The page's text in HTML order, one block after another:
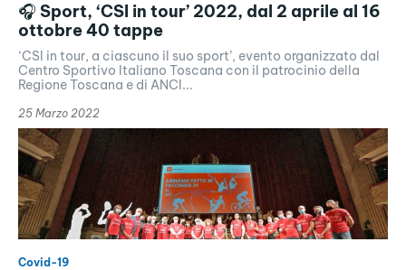
🎧 Sport, ‘CSI in tour’ 2022, dal 2 aprile al 16
ottobre 40 tappe
‘CSI in tour, a ciascuno il suo sport’, evento organizzato dal
Centro Sportivo Italiano Toscana con il patrocinio della
Regione Toscana e di ANCI...
25 Marzo 2022
Covid-19